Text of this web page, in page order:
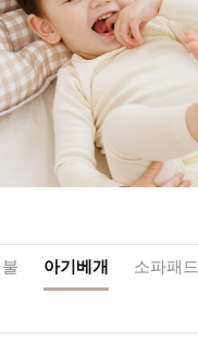
아기베개 소파패드